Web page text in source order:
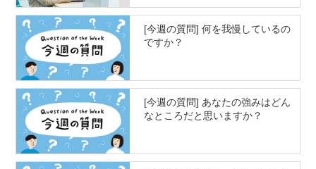
[今週の質問] 何を我慢しているの
ですか？
[今週の質問] あなたの強みはどん
なところだと思いますか？